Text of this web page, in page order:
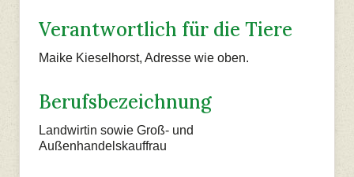
Verantwortlich für die Tiere
Maike Kieselhorst, Adresse wie oben.
Berufsbezeichnung
Landwirtin sowie Groß- und
Außenhandelskauffrau